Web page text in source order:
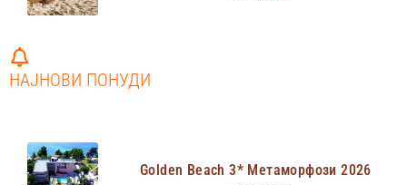
НАЈНОВИ ПОНУДИ
Golden Beach 3* Метаморфози 2026